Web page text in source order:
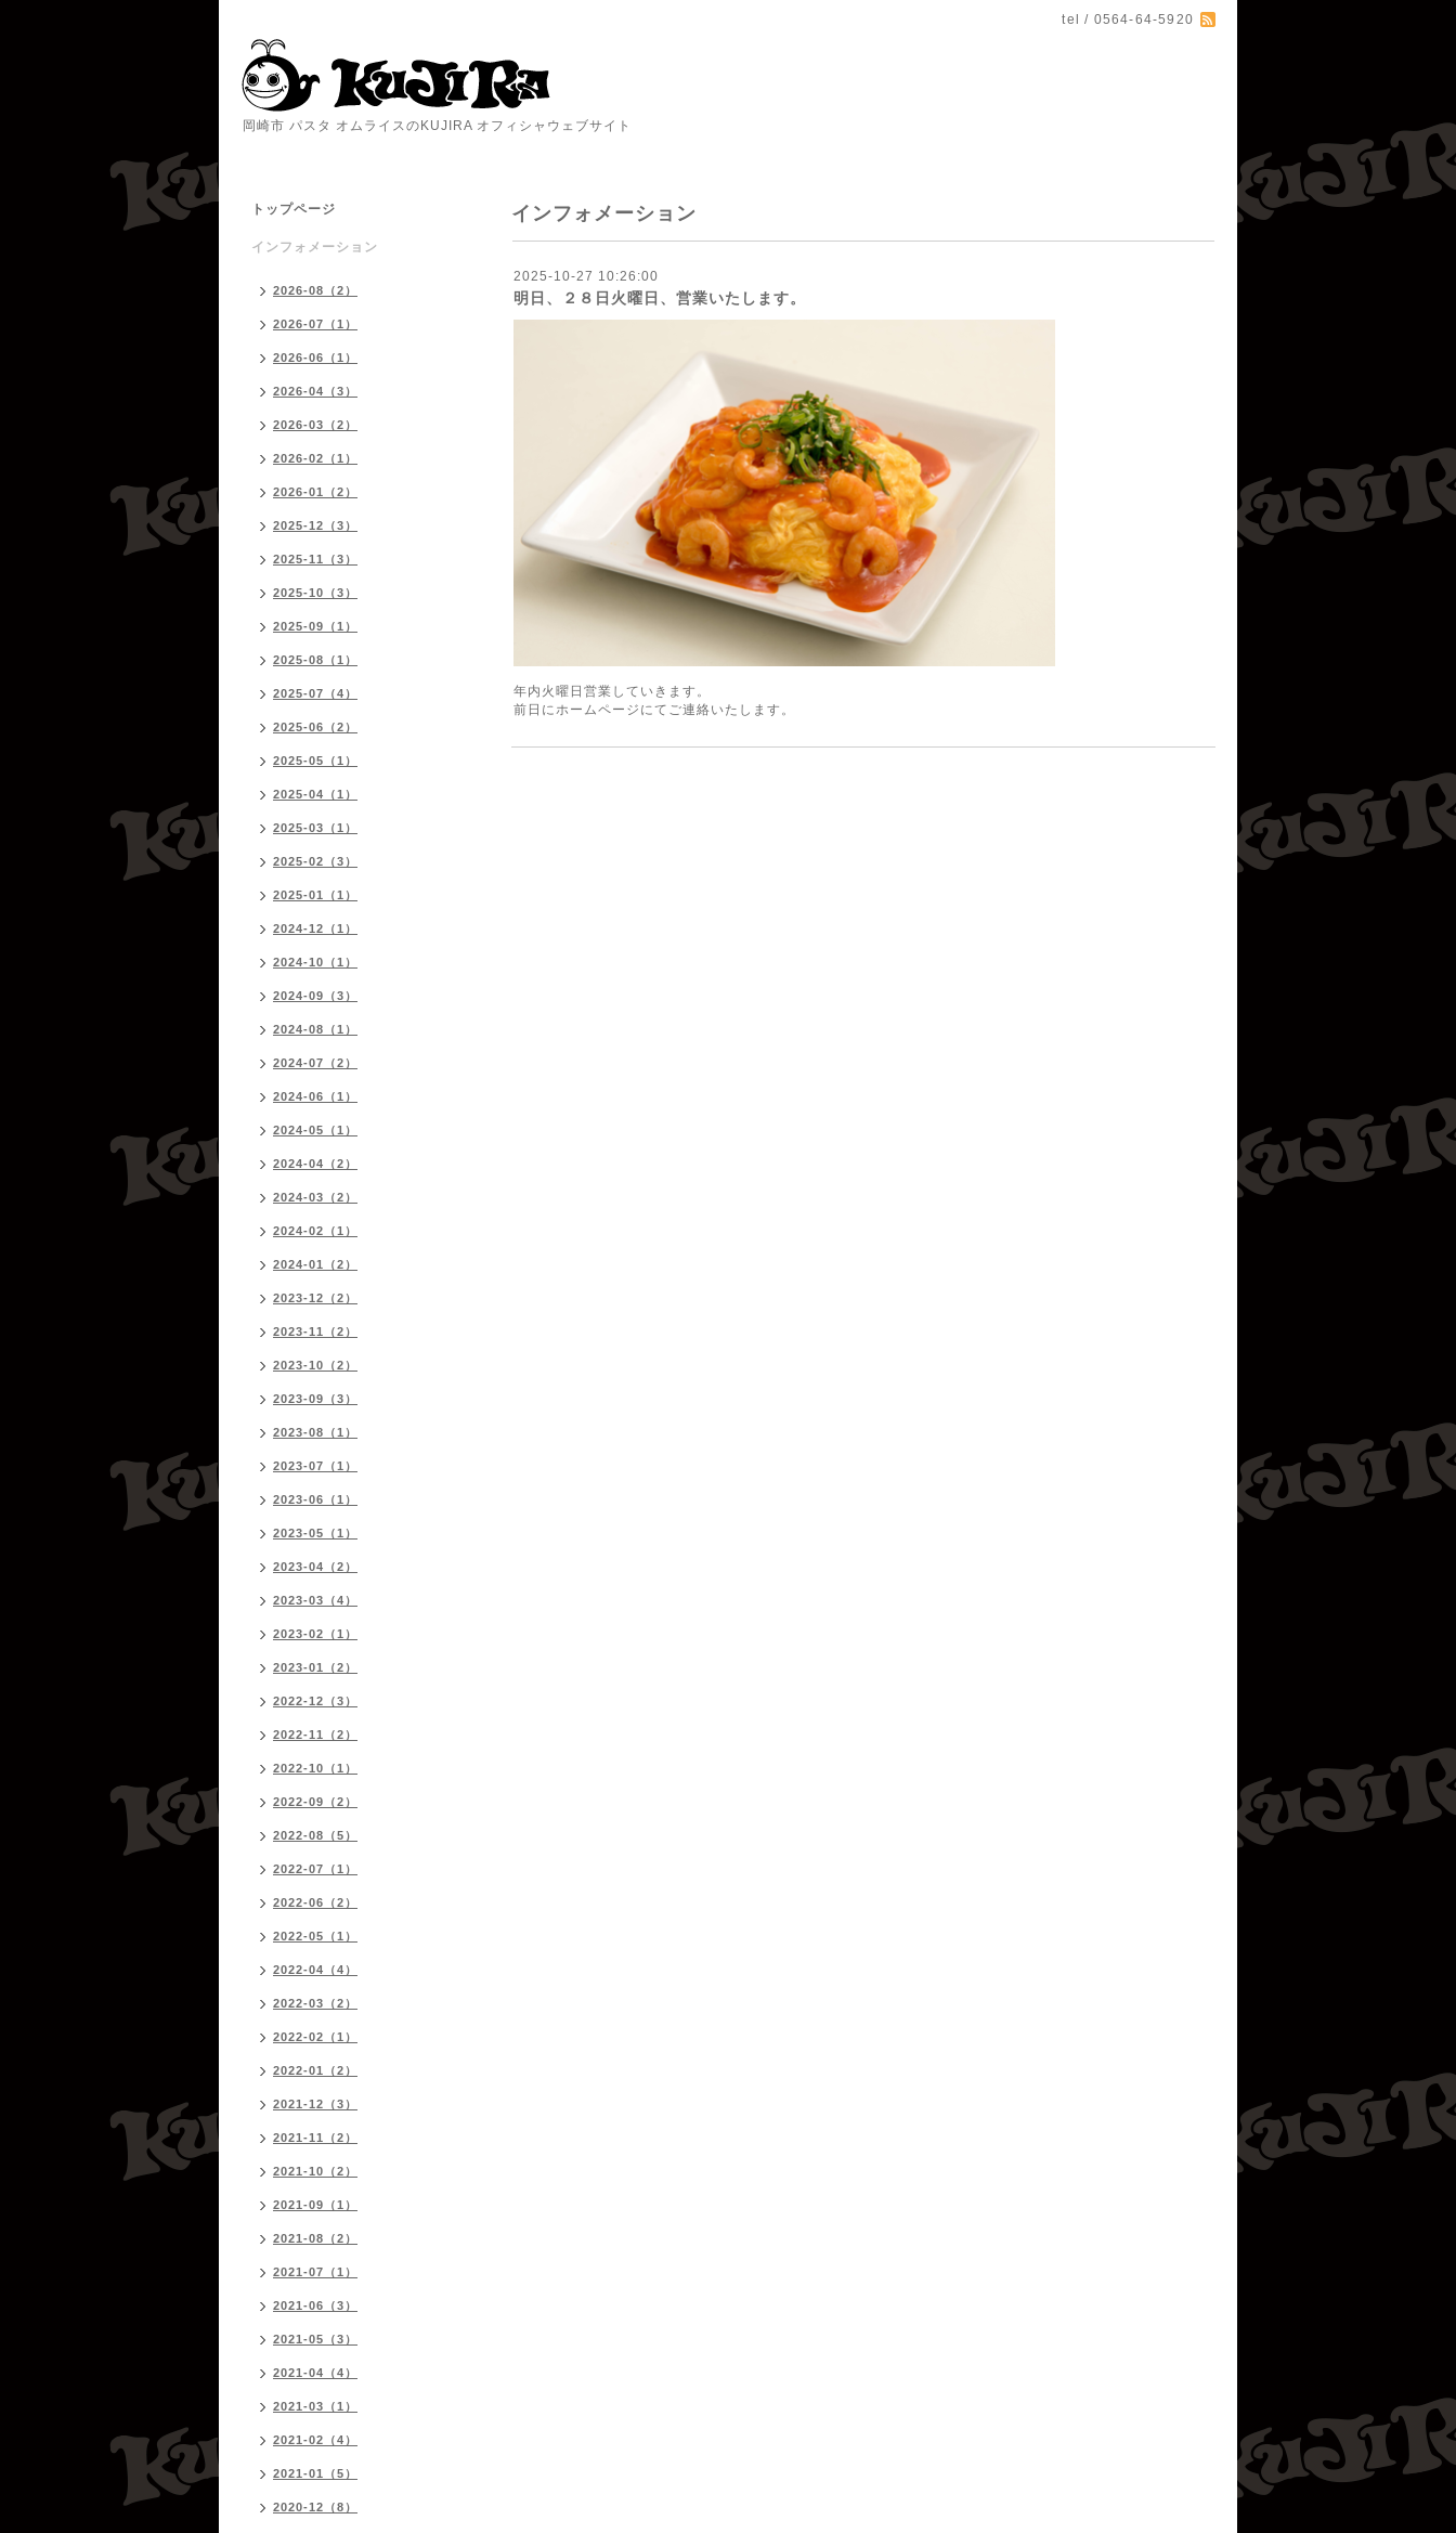
tel / 0564-64-5920
岡崎市 パスタ オムライスのKUJIRA オフィシャウェブサイト
インフォメーション
2025-10-27 10:26:00
明日、２８日火曜日、営業いたします。
年内火曜日営業していきます。
前日にホームページにてご連絡いたします。
トップページ
インフォメーション
2026-08（2）
2026-07（1）
2026-06（1）
2026-04（3）
2026-03（2）
2026-02（1）
2026-01（2）
2025-12（3）
2025-11（3）
2025-10（3）
2025-09（1）
2025-08（1）
2025-07（4）
2025-06（2）
2025-05（1）
2025-04（1）
2025-03（1）
2025-02（3）
2025-01（1）
2024-12（1）
2024-10（1）
2024-09（3）
2024-08（1）
2024-07（2）
2024-06（1）
2024-05（1）
2024-04（2）
2024-03（2）
2024-02（1）
2024-01（2）
2023-12（2）
2023-11（2）
2023-10（2）
2023-09（3）
2023-08（1）
2023-07（1）
2023-06（1）
2023-05（1）
2023-04（2）
2023-03（4）
2023-02（1）
2023-01（2）
2022-12（3）
2022-11（2）
2022-10（1）
2022-09（2）
2022-08（5）
2022-07（1）
2022-06（2）
2022-05（1）
2022-04（4）
2022-03（2）
2022-02（1）
2022-01（2）
2021-12（3）
2021-11（2）
2021-10（2）
2021-09（1）
2021-08（2）
2021-07（1）
2021-06（3）
2021-05（3）
2021-04（4）
2021-03（1）
2021-02（4）
2021-01（5）
2020-12（8）